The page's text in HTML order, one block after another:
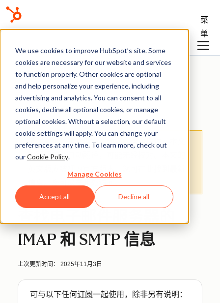
We use cookies to improve HubSpot’s site. Some
cookies are necessary for our website and services
to function properly. Other cookies are optional
and help personalize your experience, including
advertising and analytics. You can consent to all
cookies, decline all optional cookies, or manage
optional cookies. Without a selection, our default
cookie settings will apply. You can change your
preferences at any time. To learn more, check out
ourCookie Policy.
Manage Cookies
Accept all Decline all
菜
单
知识库
已连接的电子邮件
请注意： ：本文仅为方便您阅读而提供。
由翻译软件自动翻译，可能未经校对。本文的
IMAP 和 SMTP 信息
上次更新时间： 2025年11月3日
可与以下任何订阅一起使用，除非另有说明：